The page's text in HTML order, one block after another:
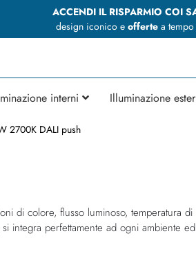
ACCENDI IL RISPARMIO COI
design iconico e offertea tempo
interni Illuminazione
2700K DALI push
di colore, flusso luminoso, temperatura di
integra perfettamente ad ogni ambiente ed